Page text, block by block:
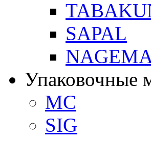
SAPAL
Упаковочные
MC
SIG